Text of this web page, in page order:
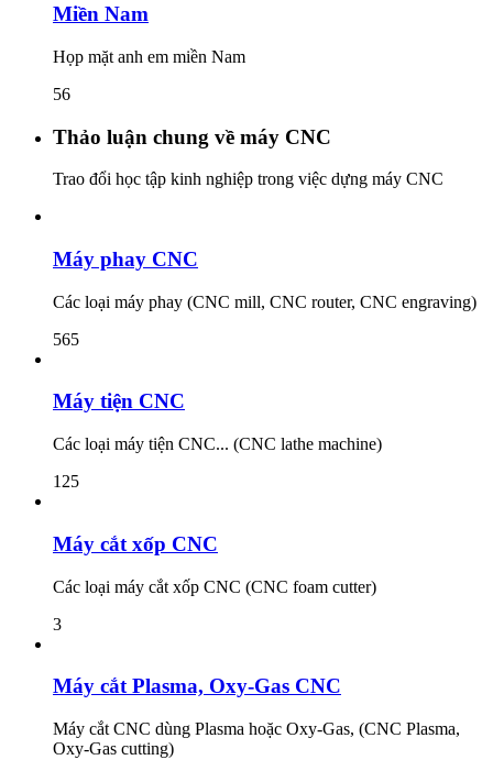
Miền Nam
Họp mặt anh em miền Nam
56
Thảo luận chung về máy CNC
Trao đổi học tập kinh nghiệp trong việc dựng máy CNC
Máy phay CNC
Các loại máy phay (CNC mill, CNC router, CNC engraving)
565
Máy tiện CNC
Các loại máy tiện CNC... (CNC lathe machine)
125
Máy cắt xốp CNC
Các loại máy cắt xốp CNC (CNC foam cutter)
3
Máy cắt Plasma, Oxy-Gas CNC
Máy cắt CNC dùng Plasma hoặc Oxy-Gas, (CNC Plasma,
Oxy-Gas cutting)